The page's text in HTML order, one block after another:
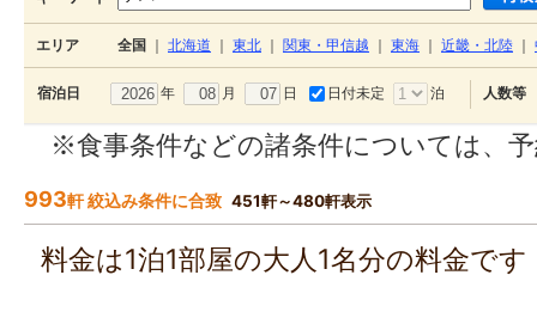
エリア 全国 北海道 東北 関東・甲信越 東海 近畿・北陸
宿泊日 年 月 日 日付未定 泊 人数等
※食事条件などの諸条件については、
993軒 絞込み条件に合致 451軒～480軒表示
料金は1泊1部屋の大人1名分の料金で